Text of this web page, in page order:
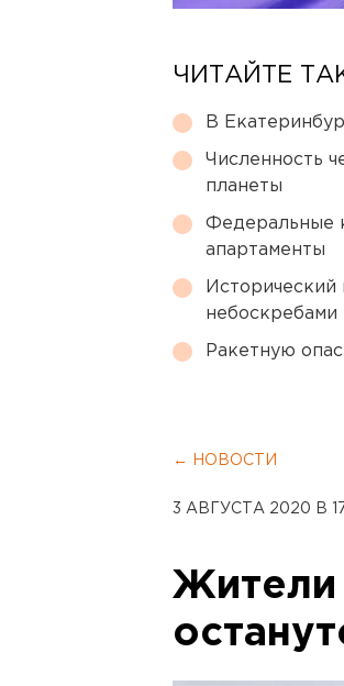
ЧИТАЙТЕ
В
Численность
планеты
Федеральные
апартаменты
Исторический
небоскребами
Ракетную
← НОВОСТИ
3 АВГУСТА 2020 В
Жители